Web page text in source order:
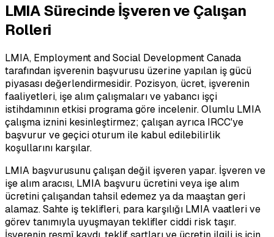
LMIA Sürecinde İşveren ve Çalışan
Rolleri
LMIA, Employment and Social Development Canada
tarafından işverenin başvurusu üzerine yapılan iş gücü
piyasası değerlendirmesidir. Pozisyon, ücret, işverenin
faaliyetleri, işe alım çalışmaları ve yabancı işçi
istihdamının etkisi programa göre incelenir. Olumlu LMIA
çalışma iznini kesinleştirmez; çalışan ayrıca IRCC'ye
başvurur ve geçici oturum ile kabul edilebilirlik
koşullarını karşılar.
LMIA başvurusunu çalışan değil işveren yapar. İşveren ve
işe alım aracısı, LMIA başvuru ücretini veya işe alım
ücretini çalışandan tahsil edemez ya da maaştan geri
alamaz. Sahte iş teklifleri, para karşılığı LMIA vaatleri ve
görev tanımıyla uyuşmayan teklifler ciddi risk taşır.